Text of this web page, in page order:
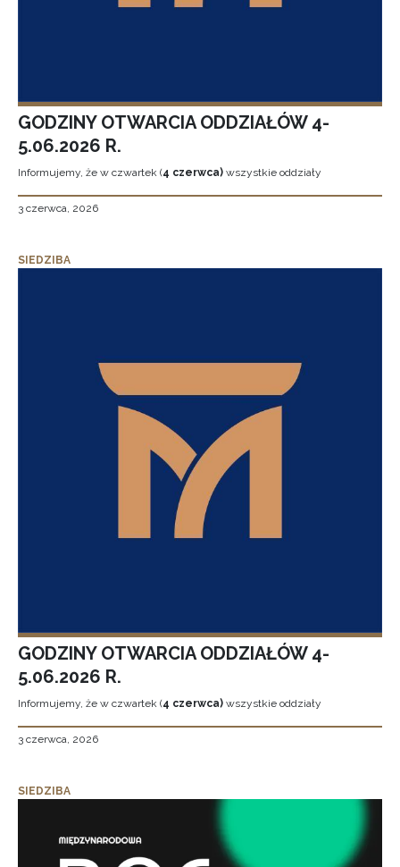
GODZINY OTWARCIA ODDZIAŁÓW 4-
5.06.2026 R.
Informujemy, że w czwartek (4 czerwca) wszystkie oddziały
3 czerwca, 2026
SIEDZIBA
GODZINY OTWARCIA ODDZIAŁÓW 4-
5.06.2026 R.
Informujemy, że w czwartek (4 czerwca) wszystkie oddziały
3 czerwca, 2026
SIEDZIBA